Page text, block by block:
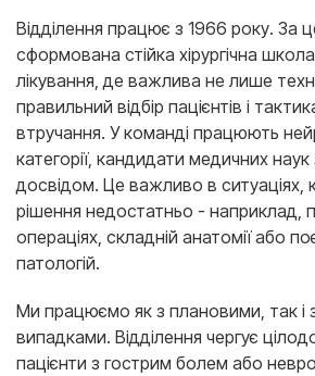
Відділення працює з 1966 року. За
сформована стійка хірургічна школа
лікування, де важлива не лише
правильний відбір пацієнтів і
втручання. У команді працюють
категорії, кандидати медичних наук
досвідом. Це важливо в ситуаціях,
рішення недостатньо - наприклад,
операціях, складній анатомії або
патологій.
Ми працюємо як з плановими, так і
випадками. Відділення чергує
пацієнти з гострим болем або